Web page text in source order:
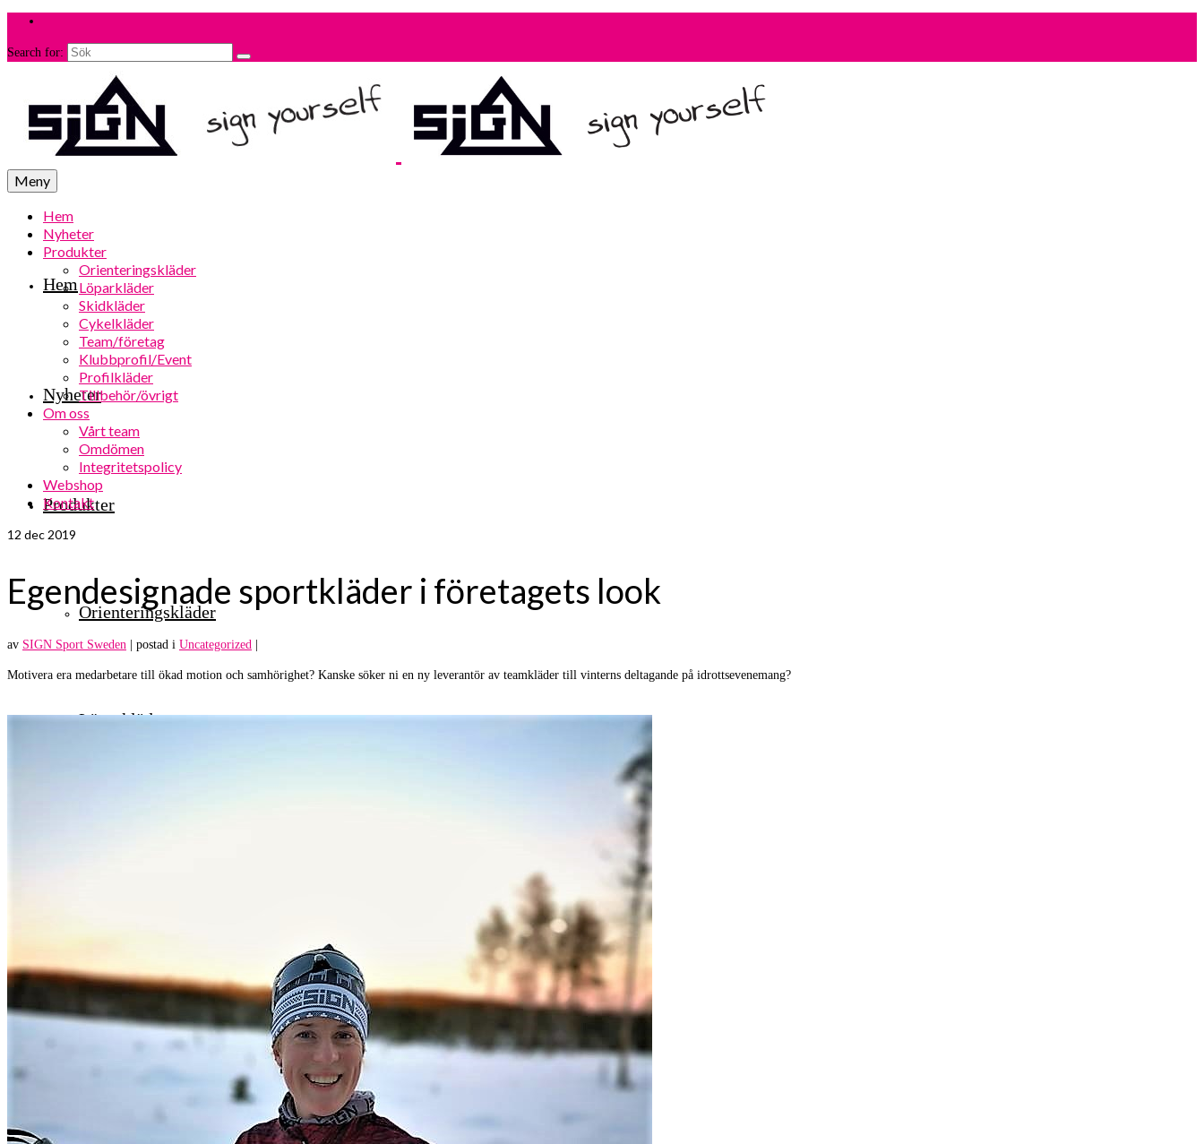
Search for:
Hem
Nyheter
Produkter
Orienteringskläder
Löparkläder
Cykelkläder
Team/företag
Meny
Hem
Nyheter
Produkter
Orienteringskläder
Löparkläder
Skidkläder
Cykelkläder
Team/företag
Klubbprofil/Event
Profilkläder
Tillbehör/övrigt
Om oss
Vårt team
Omdömen
Integritetspolicy
Webshop
Kontakt
12 dec 2019
Egendesignade sportkläder i företagets look
av SIGN Sport Sweden postad i Uncategorized
Motivera era medarbetare till ökad motion och samhörighet? Kanske söker ni en ny leverantör av teamkläder till vinterns deltagande på idrottsevenemang?